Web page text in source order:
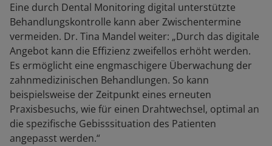
Eine durch Dental Monitoring digital unterstützte
Behandlungskontrolle kann aber Zwischentermine
vermeiden. Dr. Tina Mandel weiter: „Durch das digitale
Angebot kann die Effizienz zweifellos erhöht werden.
Es ermöglicht eine engmaschigere Überwachung der
zahnmedizinischen Behandlungen. So kann
beispielsweise der Zeitpunkt eines erneuten
Praxisbesuchs, wie für einen Drahtwechsel, optimal an
die spezifische Gebisssituation des Patienten
angepasst werden.“